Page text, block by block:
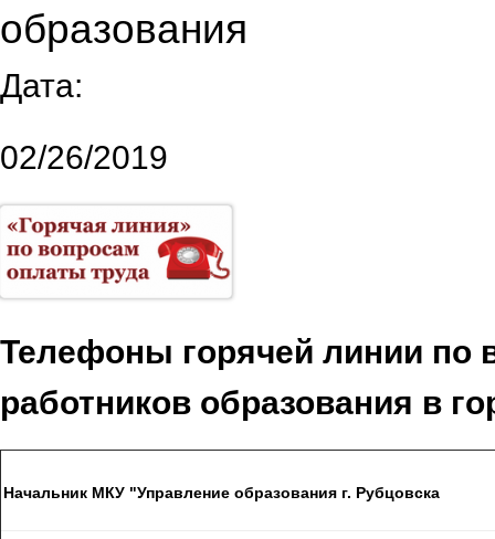
образования
Дата:
02/26/2019
Телефоны горячей линии по
работников образования в
Начальник МКУ "Управление образования г. Рубцовска